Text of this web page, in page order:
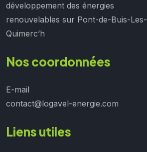
développement des énergies
renouvelables sur Pont-de-Buis-Les-
Quimerc’h
Nos coordonnées
E-mail
contact@logavel-energie.com
Liens utiles